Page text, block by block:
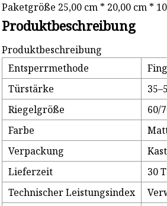
Paketgröße 25,00 cm * 20,00 cm *
Produktbeschreibung
Produktbeschreibung
Entsperrmethode
Türstärke
Riegelgröße
60/
Farbe
Verpackung
Lieferzeit
30
Technischer Leistungsindex